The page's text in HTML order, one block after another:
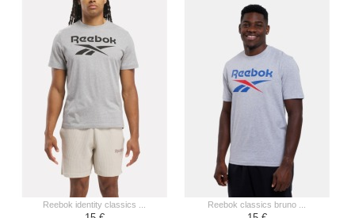
reebok identity classics ... reebok classics bruno ...